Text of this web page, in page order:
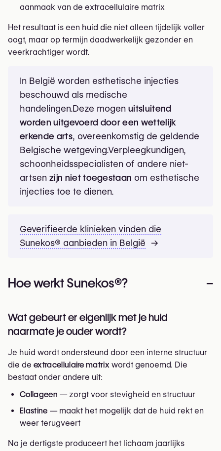
aanmaak van de extracellulaire matrix
Het resultaat is een huid die niet alleen tijdelijk voller
oogt, maar op termijn daadwerkelijk gezonder en
veerkrachtiger wordt.
In België worden esthetische injecties
beschouwd als medische
handelingen.Deze mogen uitsluitend
worden uitgevoerd door een wettelijk
erkende arts, overeenkomstig de geldende
Belgische wetgeving.Verpleegkundigen,
schoonheidsspecialisten of andere niet-
artsen zijn niet toegestaan om esthetische
injecties toe te dienen.
Geverifieerde klinieken vinden die
Sunekos® aanbieden in België →
Hoe werkt Sunekos®? –
Wat gebeurt er eigenlijk met je huid
naarmate je ouder wordt?
Je huid wordt ondersteund door een interne structuur
die de extracellulaire matrix wordt genoemd. Die
bestaat onder andere uit:
Collageen — zorgt voor stevigheid en structuur
Elastine — maakt het mogelijk dat de huid rekt en
weer terugveert
Na je dertigste produceert het lichaam jaarlijks